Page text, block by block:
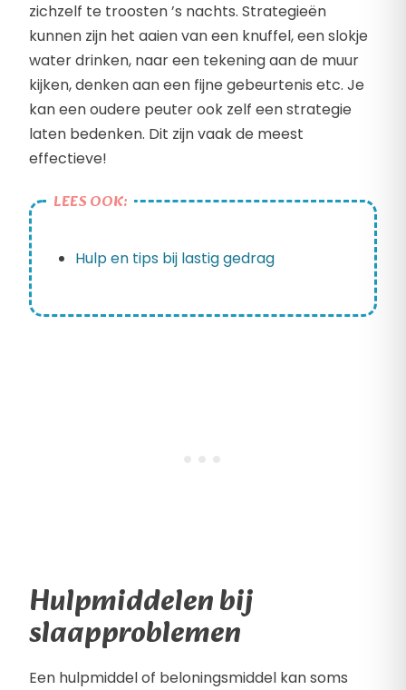
zichzelf te troosten ’s nachts. Strategieën
kunnen zijn het aaien van een knuffel, een slokje
water drinken, naar een tekening aan de muur
kijken, denken aan een fijne gebeurtenis etc. Je
kan een oudere peuter ook zelf een strategie
laten bedenken. Dit zijn vaak de meest
effectieve!
LEES OOK:
Hulp en tips bij lastig gedrag
Hulpmiddelen bij
slaapproblemen
Een hulpmiddel of beloningsmiddel kan soms